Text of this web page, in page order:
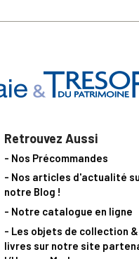
Retrouvez Aussi
- Nos Précommandes
- Nos articles d'actualité
notre Blog !
- Notre catalogue en ligne
- Les objets de collection
livres sur notre site